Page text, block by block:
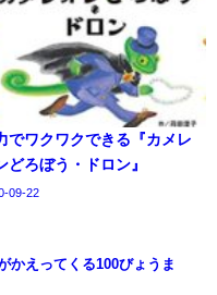
でワクワクできる『カメレ
どろぼう・ドロン』
09-22
かえってくる100びょうま